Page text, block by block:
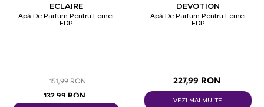
ECLAIRE
Apă De Parfum Pentru Femei
EDP
151,99 RON
132,99 RON
DEVOTION
Apă De Parfum Pentru Femei
EDP
227,99 RON
VEZI MAI MULTE